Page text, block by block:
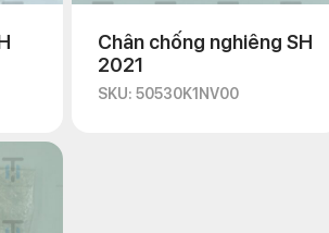
Chân chống nghiêng SH
2021
SKU: 50530K1NV00